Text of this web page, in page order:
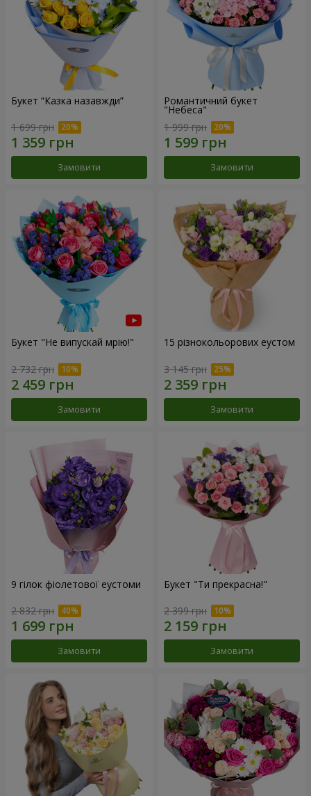
Букет “Казка назавжди”
1 699 грн
Замовити
Романтичний букет
"Небеса"
1 999 грн
Замовити
Букет "Не випускай мрію!"
2 732 грн
Замовити
15 різнокольорових еустом
3 145 грн
Замовити
9 гілок фіолетової еустоми
2 832 грн
Замовити
Букет "Ти прекрасна!"
2 399 грн
Замовити